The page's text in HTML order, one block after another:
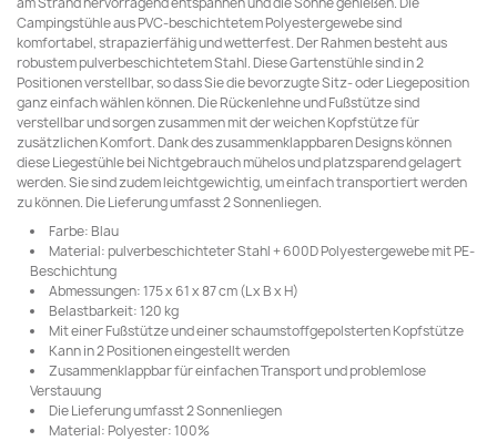
Campingstühle aus PVC-beschichtetem Polyestergewebe sind
komfortabel, strapazierfähig und wetterfest. Der Rahmen besteht aus
robustem pulverbeschichtetem Stahl. Diese Gartenstühle sind in 2
Positionen verstellbar, so dass Sie die bevorzugte Sitz- oder Liegeposition
ganz einfach wählen können. Die Rückenlehne und Fußstütze sind
verstellbar und sorgen zusammen mit der weichen Kopfstütze für
zusätzlichen Komfort. Dank des zusammenklappbaren Designs können
diese Liegestühle bei Nichtgebrauch mühelos und platzsparend gelagert
werden. Sie sind zudem leichtgewichtig, um einfach transportiert werden
zu können. Die Lieferung umfasst 2 Sonnenliegen.
Farbe: Blau
Material: pulverbeschichteter Stahl + 600D Polyestergewebe mit PE-
Beschichtung
Abmessungen: 175 x 61 x 87 cm (L x B x H)
Belastbarkeit: 120 kg
Mit einer Fußstütze und einer schaumstoffgepolsterten Kopfstütze
Kann in 2 Positionen eingestellt werden
Zusammenklappbar für einfachen Transport und problemlose
Verstauung
Die Lieferung umfasst 2 Sonnenliegen
Material: Polyester: 100%